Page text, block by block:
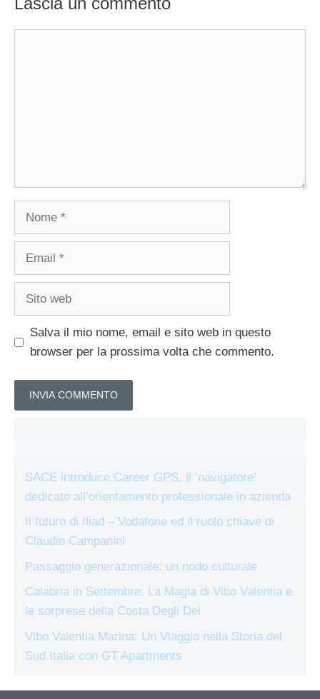
Nome
Email
Sito
Salva il mio nome, email e sito web in questo
browser per la prossima volta che commento.
SACE introduce Career GPS, il ‘navigatore’
dedicato all’orientamento professionale in azienda
Il futuro di Iliad – Vodafone ed il ruolo chiave di
Claudio Campanini
Passaggio generazionale: un nodo culturale
Calabria in Settembre: La Magia di Vibo Valentia e
le sorprese della Costa Degli Dei
Vibo Valentia Marina: Un Viaggio nella Storia del
Sud Italia con GT Apartments